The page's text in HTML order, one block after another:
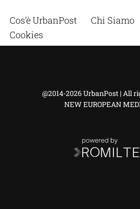
Cos’è UrbanPost Chi Siamo
Cookies
@2014-2026 UrbanPost | All
NEW EUROPEAN